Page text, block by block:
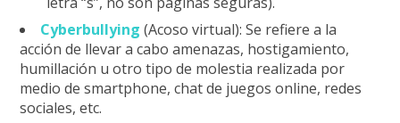
Cyberbullying(Acoso virtual): Se refiere a la
acción de llevar a cabo amenazas, hostigamiento,
humillación u otro tipo de molestia realizada por
medio desmartphone, chat de juegos online, redes
sociales, etc.